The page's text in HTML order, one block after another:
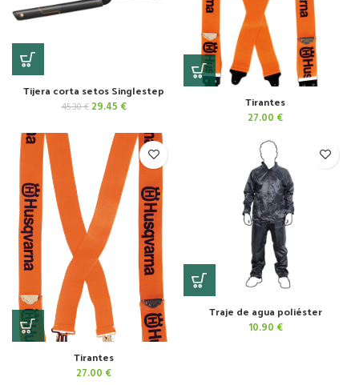
Tijera corta setos Singlestep
45.30€ El
original
45.30 €.
29.45 €El
actual
es:
29.45 €.
Tirantes
27.00 €
Tirantes
27.00 €
Traje de agua poliéster
10.90 €